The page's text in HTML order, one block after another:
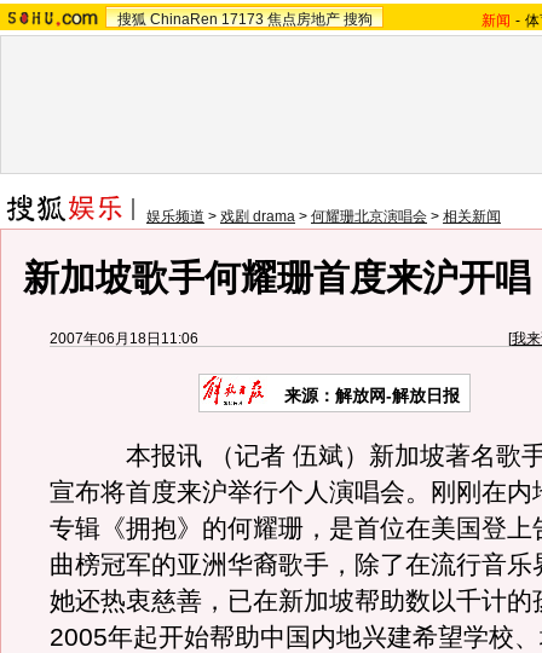
搜狐 ChinaRen 17173 焦点房地产 搜狗 新闻 -
娱乐频道 > 戏剧 drama > 何耀珊北京演唱会 > 相关新闻
新加坡歌手何耀珊首度来沪开唱
2007年06月18日11:06 [我
来源：解放网-解放日报
本报讯 （记者 伍斌）新加坡著名歌手
宣布将首度来沪举行个人演唱会。刚刚在内
专辑《拥抱》的何耀珊，是首位在美国登上
曲榜冠军的亚洲华裔歌手，除了在流行音乐
她还热衷慈善，已在新加坡帮助数以千计的
2005年起开始帮助中国内地兴建希望学校